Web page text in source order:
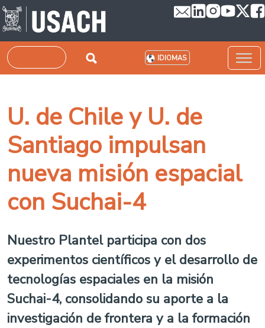
Pasar al contenido principal
Buscar IDIOMAS
U. de Chile y U. de
Santiago impulsan
nueva misión espacial
con Suchai-4
Nuestro Plantel participa con dos
experimentos científicos y el desarrollo de
tecnologías espaciales en la misión
Suchai-4, consolidando su aporte a la
investigación de frontera y a la formación